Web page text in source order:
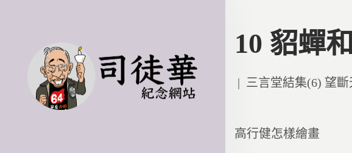
10 貂蟬
Posted
三言堂結集(6) 望斷
高行健怎樣繪畫